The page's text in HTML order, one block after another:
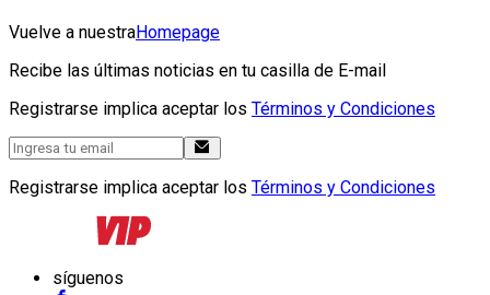
Vuelve a nuestraHomepage
Recibe las últimas noticias en tu casilla de E-mail
Registrarse implica aceptar los Términos y Condiciones
Registrarse implica aceptar los Términos y Condiciones
síguenos